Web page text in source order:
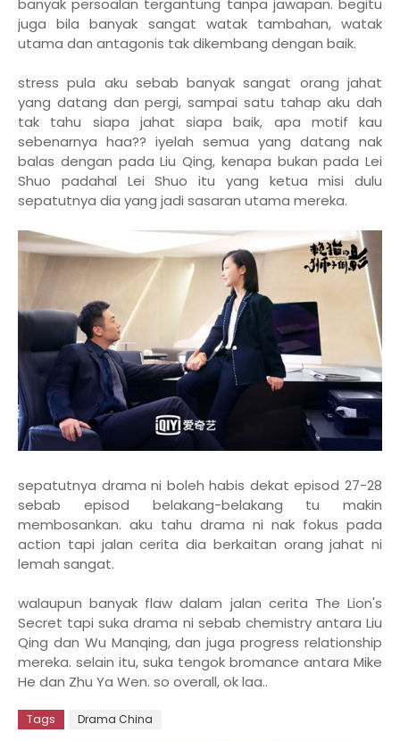
juga bila banyak sangat watak tambahan, watak
utama dan antagonis tak dikembang dengan baik.
stress pula aku sebab banyak sangat orang jahat
yang datang dan pergi, sampai satu tahap aku dah
tak tahu siapa jahat siapa baik, apa motif kau
sebenarnya haa?? iyelah semua yang datang nak
balas dengan pada Liu Qing, kenapa bukan pada Lei
Shuo padahal Lei Shuo itu yang ketua misi dulu
sepatutnya dia yang jadi sasaran utama mereka.
sepatutnya drama ni boleh habis dekat episod 27-28
sebab episod belakang-belakang tu makin
membosankan. aku tahu drama ni nak fokus pada
action tapi jalan cerita dia berkaitan orang jahat ni
lemah sangat.
walaupun banyak flaw dalam jalan cerita The Lion's
Secret tapi suka drama ni sebab chemistry antara Liu
Qing dan Wu Manqing, dan juga progress relationship
mereka. selain itu, suka tengok bromance antara Mike
He dan Zhu Ya Wen. so overall, ok laa..
Tags Drama China